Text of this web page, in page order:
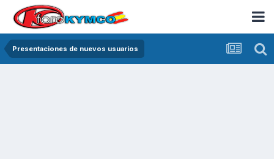
Presentaciones de nuevos usuarios